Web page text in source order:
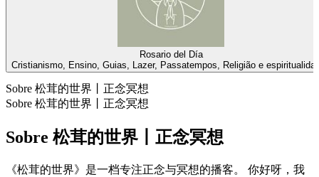
Rosario del Día
Cristianismo, Ensino, Guias, Lazer, Passatempos, Religião e
Sobre 松茸的世界丨正念冥想
Sobre 松茸的世界丨正念冥想
Sobre 松茸的世界丨正念冥想
《松茸的世界》是一档专注正念与冥想的播客。 你好呀，我